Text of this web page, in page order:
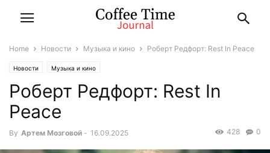
Home Новости Музыка и кино Роберт Редфорт: Rest In Peace
Новости Музыка и кино
Роберт Редфорт: Rest In
Peace
By Артем Мозговой - 16.09.2025 0
428